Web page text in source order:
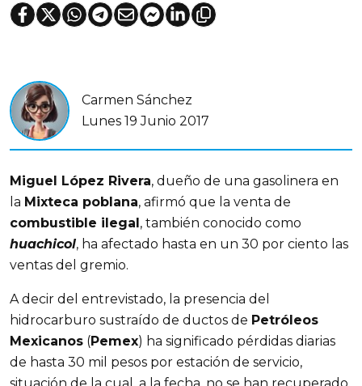
Carmen Sánchez
Lunes 19 Junio 2017
Miguel López Rivera, dueño de una gasolinera en
la Mixteca poblana, afirmó que la venta de
combustible ilegal , también conocido como
huachicol, ha afectado hasta en un 30 por ciento las
ventas del gremio.
A decir del entrevistado, la presencia del
hidrocarburo sustraído de ductos de Petróleos
Mexicanos (Pemex) ha significado pérdidas diarias
de hasta 30 mil pesos por estación de servicio,